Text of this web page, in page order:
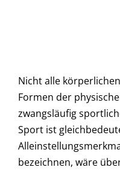
Nicht alle
Formen der
zwangsläufig
Sport ist
bezeichnen, wäre